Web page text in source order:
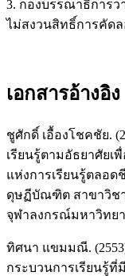
3. กองบรรณาธิการ
ไม่สงวนสิทธิ์การคัด
เอกสารอ้างอิง
ชูศักดิ์ เอื้องโชคชัย.
เรียนรู้ตามอัธยาศัย
แห่งการเรียนรู้ตลอ
ดุษฏีบัณฑิต สาขาวิชา
จุฬาลงกรณ์มหาวิทยา
ทิศนา แขมมณี.
กระบวนการเรียนรู้